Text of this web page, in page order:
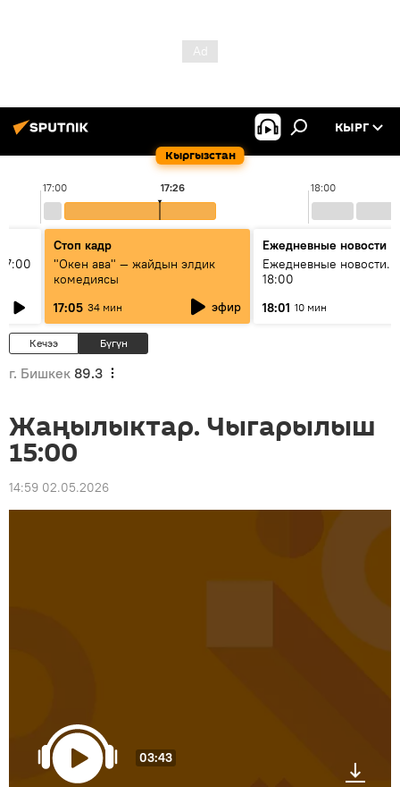
Кыргызстан
КЫРГ
17:00 18:00
17:26
Стоп кадр
"Окен ава" — жайдын элдик
комедиясы
17:05 34 мин эфир
Ежедневные новости
Ежедневные новости.
18:00
18:01 10 мин
Кечээ Бүгүн
г. Бишкек 89.3
Жаңылыктар. Чыгарылыш
15:00
14:59 02.05.2026
03:43